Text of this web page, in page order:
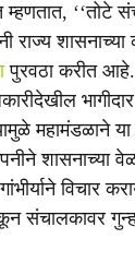
‘‘तोटे
शासनाच्या
पुरवठा करीत
महामंडळाने
शासनाच्या
विचार
संचालकावर